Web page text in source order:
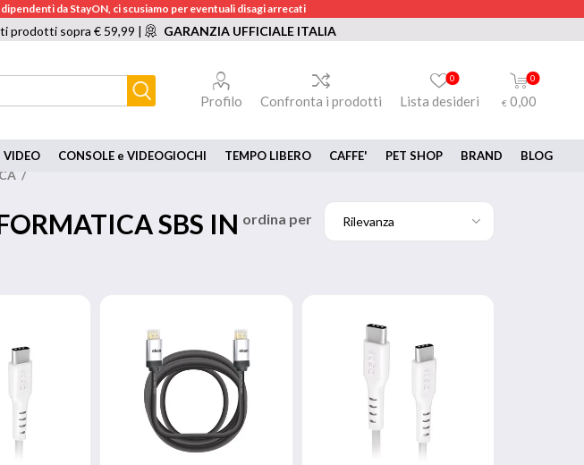
da StayON, ci scusiamo per eventuali disagi arrecati
prodotti sopra € 59,99 | GARANZIA UFFICIALE ITALIA
Profilo Confronta i prodotti Lista desideri
0 0
€ 0,00
VIDEO CONSOLE e VIDEOGIOCHI TEMPO LIBERO CAFFE' PET SHOP BRAND BLOG
/
SBS IN ordina per